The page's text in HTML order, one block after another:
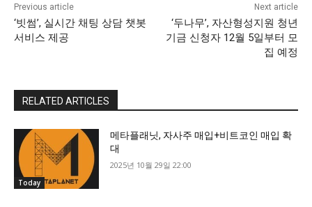
Previous article
‘빗썸’, 실시간 채팅 상담 챗봇
서비스 제공
Next article
‘두나무’, 자산형성지원 청년
기금 신청자 12월 5일부터 모
집 예정
RELATED ARTICLES
Today
메타플래닛, 자사주 매입+비트코인 매입 확
대
2025년 10월 29일 22:00